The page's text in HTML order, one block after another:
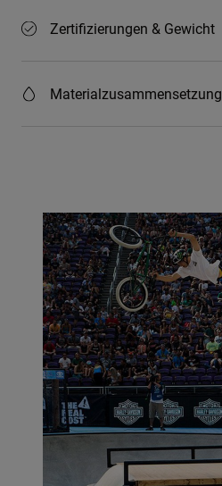
Zertifizierungen & Gewicht
Materialzusammensetzung